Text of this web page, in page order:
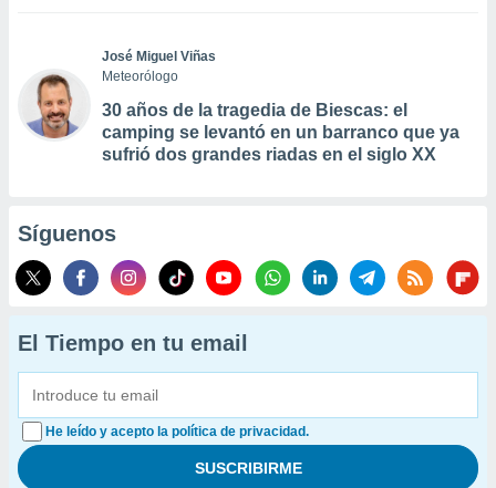
José Miguel Viñas
Meteorólogo
30 años de la tragedia de Biescas: el
camping se levantó en un barranco que ya
sufrió dos grandes riadas en el siglo XX
Síguenos
El Tiempo en tu email
He leído y acepto la política de privacidad.